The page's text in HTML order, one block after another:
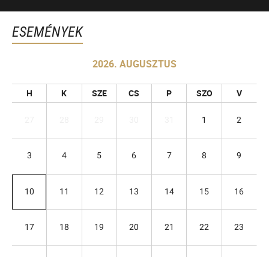
ESEMÉNYEK
2026. AUGUSZTUS
H K SZE CS P SZO V
1 2
3 4 5 6 7 8 9
10 11 12 13 14 15 16
17 18 19 20 21 22 23